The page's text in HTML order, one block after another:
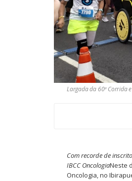
Largada da 60ª Corrida
Com recorde de
IBCC OncologiaNeste
Oncologia, no